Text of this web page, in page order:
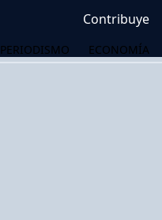
Contribuye
PERIODISMO ECONOMÍA